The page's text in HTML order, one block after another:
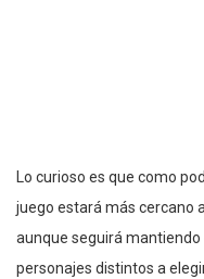
Lo curioso es que como
juego estará más cercano
aunque seguirá mantiendo
personajes distintos a